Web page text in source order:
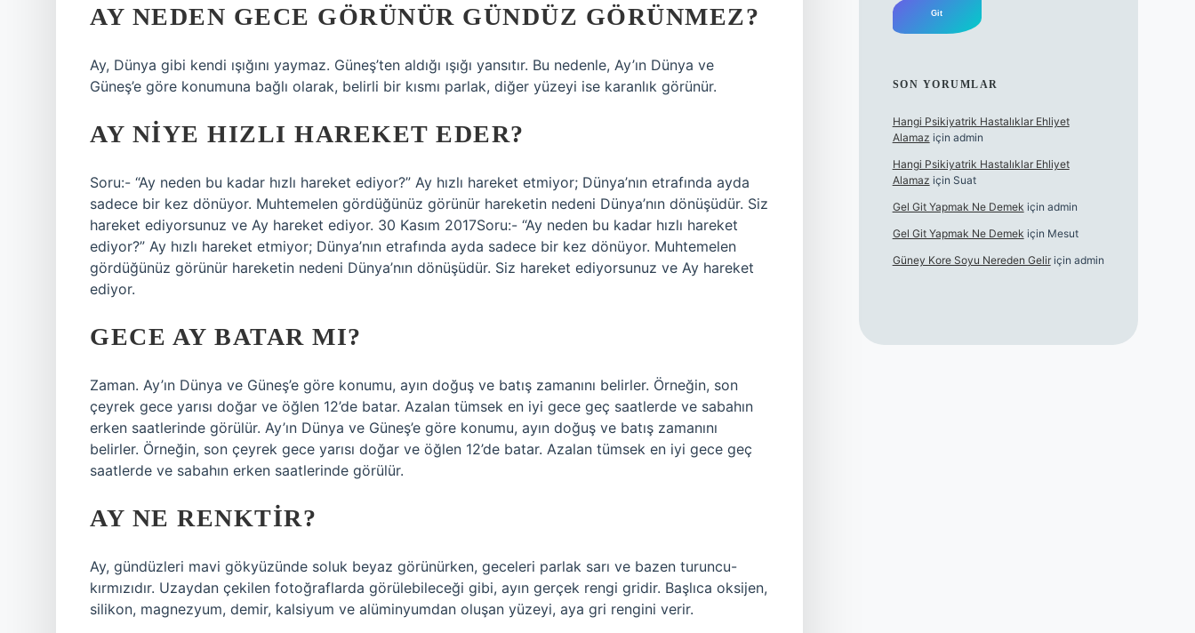
AY NEDEN GECE GÖRÜNÜR GÜNDÜZ GÖRÜNMEZ?
Ay, Dünya gibi kendi ışığını yaymaz. Güneş’ten aldığı ışığı yansıtır. Bu nedenle, Ay’ın Dünya ve
Güneş’e göre konumuna bağlı olarak, belirli bir kısmı parlak, diğer yüzeyi ise karanlık görünür.
AY NIYE HIZLI HAREKET EDER?
Soru:- “Ay neden bu kadar hızlı hareket ediyor?” Ay hızlı hareket etmiyor; Dünya’nın etrafında ayda
sadece bir kez dönüyor. Muhtemelen gördüğünüz görünür hareketin nedeni Dünya’nın dönüşüdür. Siz
hareket ediyorsunuz ve Ay hareket ediyor. 30 Kasım 2017Soru:- “Ay neden bu kadar hızlı hareket
ediyor?” Ay hızlı hareket etmiyor; Dünya’nın etrafında ayda sadece bir kez dönüyor. Muhtemelen
gördüğünüz görünür hareketin nedeni Dünya’nın dönüşüdür. Siz hareket ediyorsunuz ve Ay hareket
ediyor.
GECE AY BATAR MI?
Zaman. Ay’ın Dünya ve Güneş’e göre konumu, ayın doğuş ve batış zamanını belirler. Örneğin, son
çeyrek gece yarısı doğar ve öğlen 12’de batar. Azalan tümsek en iyi gece geç saatlerde ve sabahın
erken saatlerinde görülür. Ay’ın Dünya ve Güneş’e göre konumu, ayın doğuş ve batış zamanını
belirler. Örneğin, son çeyrek gece yarısı doğar ve öğlen 12’de batar. Azalan tümsek en iyi gece geç
saatlerde ve sabahın erken saatlerinde görülür.
AY NE RENKTIR?
Ay, gündüzleri mavi gökyüzünde soluk beyaz görünürken, geceleri parlak sarı ve bazen turuncu-
kırmızıdır. Uzaydan çekilen fotoğraflarda görülebileceği gibi, ayın gerçek rengi gridir. Başlıca oksijen,
silikon, magnezyum, demir, kalsiyum ve alüminyumdan oluşan yüzeyi, aya gri rengini verir.
SON YORUMLAR
Hangi Psikiyatrik Hastalıklar Ehliyet
Alamaz için admin
Hangi Psikiyatrik Hastalıklar Ehliyet
Alamaz için Suat
Gel Git Yapmak Ne Demek için admin
Gel Git Yapmak Ne Demek için Mesut
Güney Kore Soyu Nereden Geliriçin admin